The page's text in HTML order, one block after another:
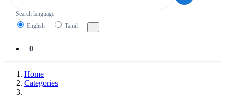
Search language
English
Tamil
0
Home
Categories